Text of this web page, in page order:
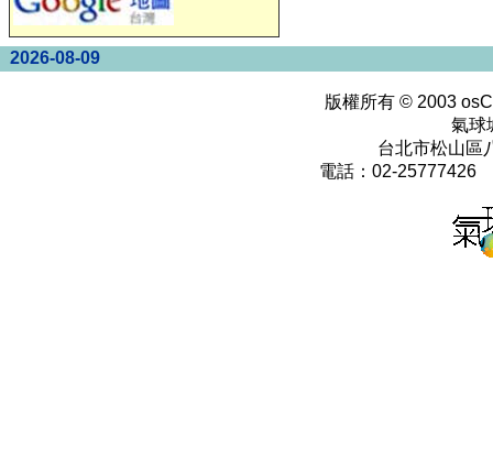
2026-08-09
版權所有 © 2003
氣球
台北市松山區
電話：02-25777426